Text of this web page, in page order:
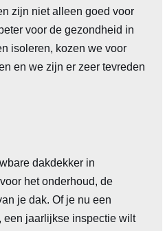
zijn niet alleen goed voor
voor de gezondheid in
isoleren, kozen we voor
en we zijn er zeer tevreden
dakdekker in
het onderhoud, de
je dak. Of je nu een
een jaarlijkse inspectie wilt